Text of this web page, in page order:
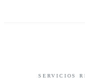
SERVICIOS